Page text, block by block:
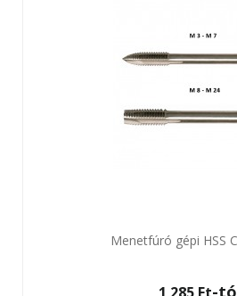
Menetfúró gépi HSS